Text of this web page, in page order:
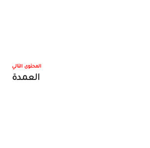
المحتوى التالي
العمدة